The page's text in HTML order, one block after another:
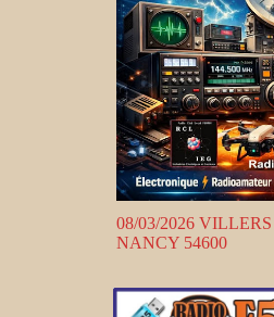
08/03/2026
NANCY 54600